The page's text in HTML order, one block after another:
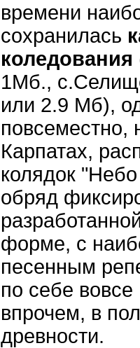
времени
сохранилась
коледования
1Мб.,
или 2.9 Мб),
повсеместно,
Карпатах,
колядок
обряд
форме, с
песенным
по себе вовсе
впрочем, в
древности.